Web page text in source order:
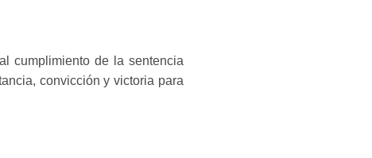
cumplimiento de la sentencia
convicción y victoria para